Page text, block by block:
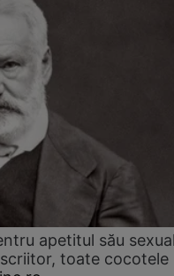
apetitul său
toate cocotele